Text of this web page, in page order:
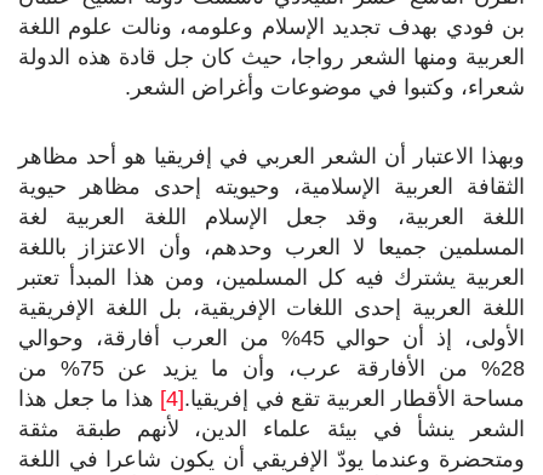
بن فودي بهدف تجديد الإسلام وعلومه، ونالت علوم اللغة
العربية ومنها الشعر رواجا، حيث كان جل قادة هذه الدولة
شعراء، وكتبوا في موضوعات وأغراض الشعر.
وبهذا الاعتبار أن الشعر العربي في إفريقيا هو أحد مظاهر
الثقافة العربية الإسلامية، وحيويته إحدى مظاهر حيوية
اللغة العربية، وقد جعل الإسلام اللغة العربية لغة
المسلمين جميعا لا العرب وحدهم، وأن الاعتزاز باللغة
العربية يشترك فيه كل المسلمين، ومن هذا المبدأ تعتبر
اللغة العربية إحدى اللغات الإفريقية، بل اللغة الإفريقية
الأولى، إذ أن حوالي 45% من العرب أفارقة، وحوالي
28% من الأفارقة عرب، وأن ما يزيد عن 75% من
مساحة الأقطار العربية تقع في إفريقيا.[4]
هذا ما جعل هذا
الشعر ينشأ في بيئة علماء الدين، لأنهم طبقة مثقة
ومتحضرة وعندما يودّ الإفريقي أن يكون شاعرا في اللغة